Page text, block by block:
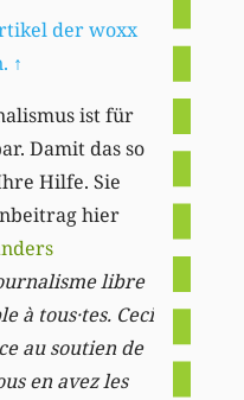
der woxx
↑
ist für
Damit das so
Hilfe. Sie
hier
libre
à tous·tes. Ceci
au soutien de
en avez les